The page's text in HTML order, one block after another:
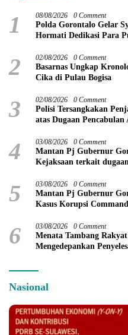
1 08/08/2026 0 Comment
Polda Gorontalo Gelar
Hormati Dedikasi Para
2 02/08/2026 0 Comment
Basarnas Ungkap
Cika di Pulau Bogisa
3 02/08/2026 0 Comment
Polisi Tersangkakan
atas Dugaan
4 03/08/2026 0 Comment
Mantan Pj Gubernur
Kejaksaan terkait
5 03/08/2026 0 Comment
Mantan Pj Gubernur
Kasus Korupsi
6 03/08/2026 0 Comment
Menata Tambang
Mengedepankan
Nasional